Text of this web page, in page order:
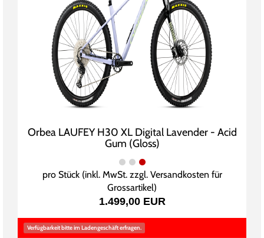
Orbea LAUFEY H30 XL Digital Lavender - Acid
Gum (Gloss)
pro Stück (inkl. MwSt. zzgl. Versandkosten für
Grossartikel)
1.499,00 EUR
Verfügbarkeit bitte im Ladengeschäft erfragen.